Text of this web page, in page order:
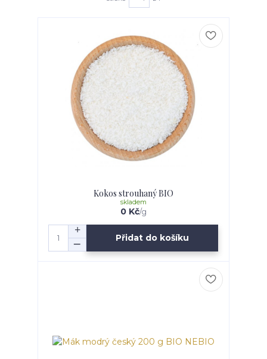
Kokos strouhaný BIO
0 Kč/g
skladem
Přidat do košíku